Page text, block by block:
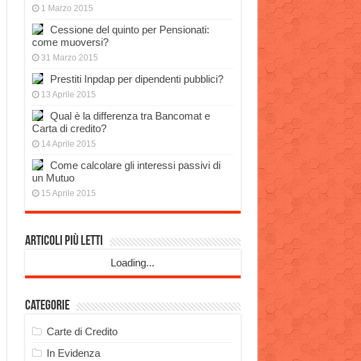
1 Marzo 2015
Cessione del quinto per Pensionati:
come muoversi?
31 Marzo 2015
Prestiti Inpdap per dipendenti pubblici?
13 Aprile 2015
Qual è la differenza tra Bancomat e
Carta di credito?
14 Aprile 2015
Come calcolare gli interessi passivi di
un Mutuo
15 Aprile 2015
Articoli più Letti
Loading...
Categorie
Carte di Credito
In Evidenza